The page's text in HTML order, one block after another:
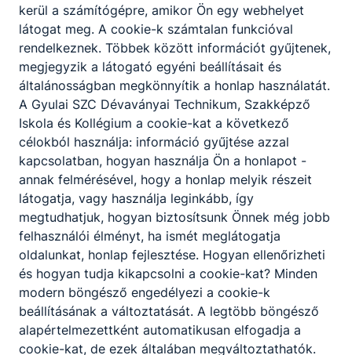
kapcsolatteremtő képesség, empátia, digitális
eszközök készségszintű használata.
A SZAKKÉPZETTSÉGGEL RENDELKEZŐ
komplex értékesítői feladatot lát el;
felméri a vásárló igényeit, bemutatja az
árut és a lehetséges kapcsolódó
szolgáltatásokat, szakmai tanácsaival
segíti a vásárlót a döntésében;
közreműködik az árubeszerzés
folyamatában, előkészíti a megrendelést
és megrendeli az árut;
ellátja az eladásra kerülő áruk átvételével,
raktározásával, készletezésével és
állagmegóvásával kapcsolatos
feladatokat;
kialakítja és fenntartja az üzlet polcképét;
kerül a számítógépre, amikor Ön egy webhelyet
látogat meg. A cookie-k számtalan funkcióval
rendelkeznek. Többek között információt gyűjtenek,
megjegyzik a látogató egyéni beállításait és
általánosságban megkönnyítik a honlap használatát.
A Gyulai SZC Dévaványai Technikum, Szakképző
Iskola és Kollégium a cookie-kat a következő
célokból használja: információ gyűjtése azzal
kapcsolatban, hogyan használja Ön a honlapot -
annak felmérésével, hogy a honlap melyik részeit
látogatja, vagy használja leginkább, így
megtudhatjuk, hogyan biztosítsunk Önnek még jobb
felhasználói élményt, ha ismét meglátogatja
oldalunkat, honlap fejlesztése. Hogyan ellenőrizheti
és hogyan tudja kikapcsolni a cookie-kat? Minden
modern böngésző engedélyezi a cookie-k
beállításának a változtatását. A legtöbb böngésző
alapértelmezettként automatikusan elfogadja a
cookie-kat, de ezek általában megváltoztathatók.